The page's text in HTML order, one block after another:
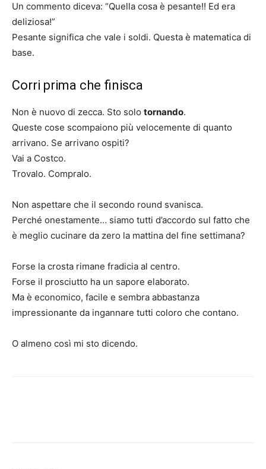
Un commento diceva: “Quella cosa è pesante!! Ed era
deliziosa!”
Pesante significa che vale i soldi. Questa è matematica di
base.
Corri prima che finisca
Non è nuovo di zecca. Sto solo tornando.
Queste cose scompaiono più velocemente di quanto
arrivano. Se arrivano ospiti?
Vai a Costco.
Trovalo. Compralo.
Non aspettare che il secondo round svanisca.
Perché onestamente… siamo tutti d’accordo sul fatto che
è meglio cucinare da zero la mattina del fine settimana?
Forse la crosta rimane fradicia al centro.
Forse il prosciutto ha un sapore elaborato.
Ma è economico, facile e sembra abbastanza
impressionante da ingannare tutti coloro che contano.
O almeno così mi sto dicendo.